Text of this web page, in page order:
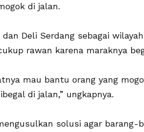
di jalan.
Deli Serdang sebagai
rawan karena maraknya
mau bantu orang yang
di jalan,” ungkapnya.
solusi agar